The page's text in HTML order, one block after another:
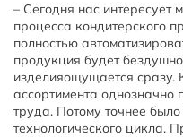
– Сегодня нас интересует
процесса кондитерского
полностью
продукция будет
изделияощущается сразу.
ассортимента однозначно
труда. Потому точнее
технологического цикла.